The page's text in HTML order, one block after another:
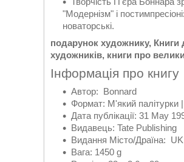
"Модернізм" і
новаторські.
подарунок художнику, Книги
художників, книги про
Інформація про книгу
Автор: Bonnard
Формат: М'який палітурки |
Дата публікації: 31 May
Видавець: Tate Publishing
Видання Місто/Драїна: UK
Вага: 1450 g